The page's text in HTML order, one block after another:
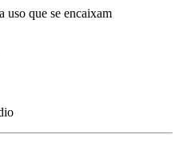
uso que se encaixam